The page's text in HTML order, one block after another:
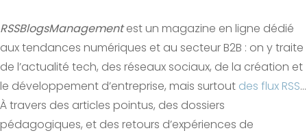
RSSBlogsManagementest un magazine en ligne dédié
aux tendances numériques et au secteur B2B : on y traite
de l’actualité tech, des réseaux sociaux, de la création et
le développement d’entreprise, mais surtout des flux RSS…
À travers des articles pointus, des dossiers
pédagogiques, et des retours d’expériences de